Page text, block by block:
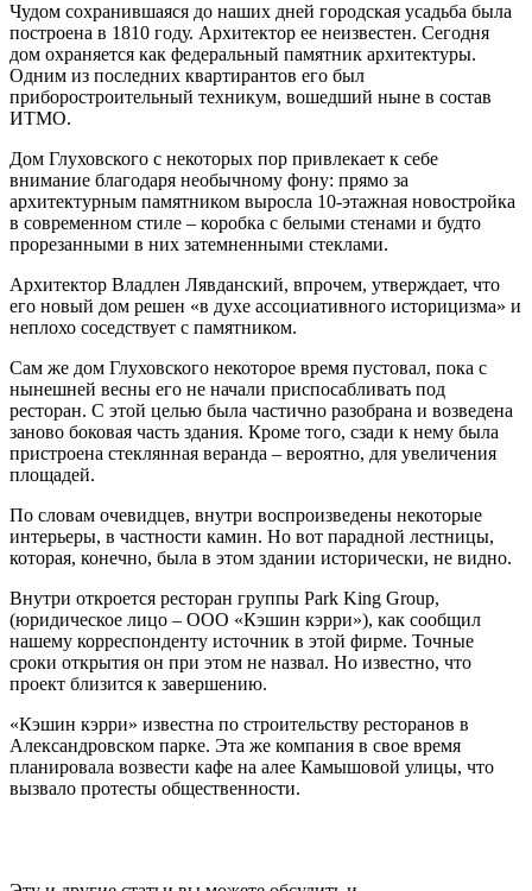
Чудом сохранившаяся до наших дней городская усадьба была
построена в 1810 году. Архитектор ее неизвестен. Сегодня
дом охраняется как федеральный памятник архитектуры.
Одним из последних квартирантов его был
приборостроительный техникум, вошедший ныне в состав
ИТМО.
Дом Глуховского с некоторых пор привлекает к себе
внимание благодаря необычному фону: прямо за
архитектурным памятником выросла 10-этажная новостройка
в современном стиле – коробка с белыми стенами и будто
прорезанными в них затемненными стеклами.
Архитектор Владлен Лявданский, впрочем, утверждает, что
его новый дом решен «в духе ассоциативного историцизма» и
неплохо соседствует с памятником.
Сам же дом Глуховского некоторое время пустовал, пока с
нынешней весны его не начали приспосабливать под
ресторан. С этой целью была частично разобрана и возведена
заново боковая часть здания. Кроме того, сзади к нему была
пристроена стеклянная веранда – вероятно, для увеличения
площадей.
По словам очевидцев, внутри воспроизведены некоторые
интерьеры, в частности камин. Но вот парадной лестницы,
которая, конечно, была в этом здании исторически, не видно.
Внутри откроется ресторан группы Park King Group,
(юридическое лицо – ООО «Кэшин кэрри»), как сообщил
нашему корреспонденту источник в этой фирме. Точные
сроки открытия он при этом не назвал. Но известно, что
проект близится к завершению.
«Кэшин кэрри» известна по строительству ресторанов в
Александровском парке. Эта же компания в свое время
планировала возвести кафе на алее Камышовой улицы, что
вызвало протесты общественности.